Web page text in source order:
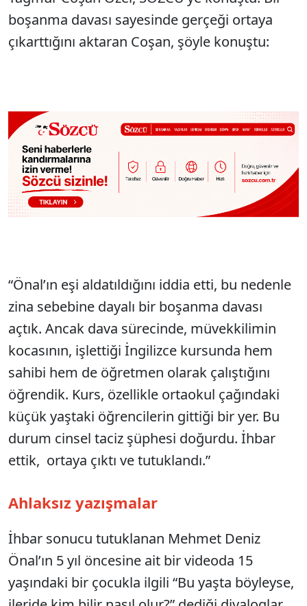
boşanma davası sayesinde gerçeği ortaya
çıkarttığını aktaran Coşan, şöyle konuştu:
“Önal’ın eşi aldatıldığını iddia etti, bu nedenle
zina sebebine dayalı bir boşanma davası
açtık. Ancak dava sürecinde, müvekkilimin
kocasının, işlettiği İngilizce kursunda hem
sahibi hem de öğretmen olarak çalıştığını
öğrendik. Kurs, özellikle ortaokul çağındaki
küçük yaştaki öğrencilerin gittiği bir yer. Bu
durum cinsel taciz şüphesi doğurdu. İhbar
ettik, ortaya çıktı ve tutuklandı.”
Ahlaksız yazışmalar
İhbar sonucu tutuklanan Mehmet Deniz
Önal’ın 5 yıl öncesine ait bir videoda 15
yaşındaki bir çocukla ilgili “Bu yaşta böyleyse,